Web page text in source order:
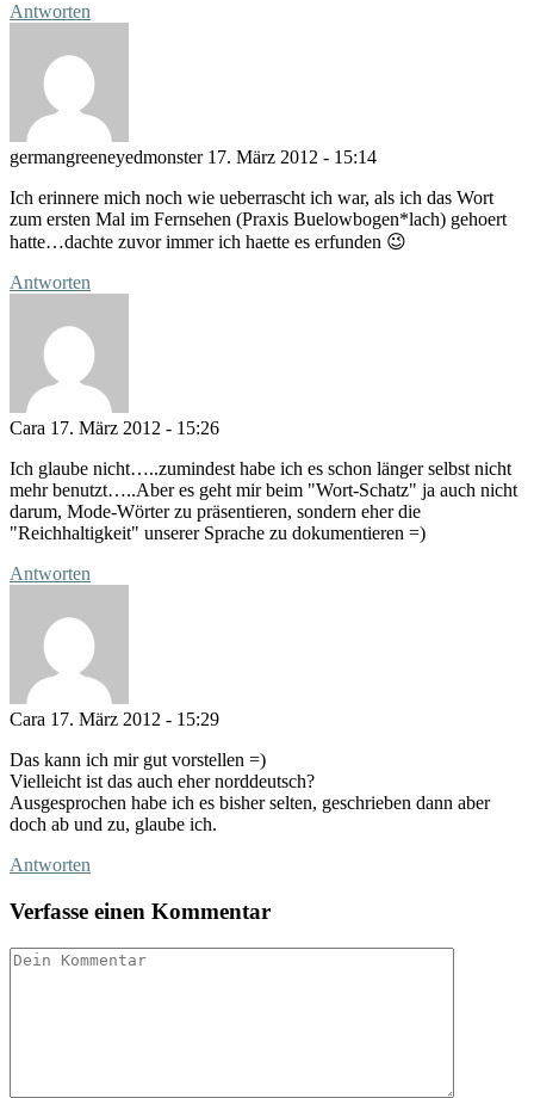
Antworten
germangreeneyedmonster 17. März 2012 - 15:14
Ich erinnere mich noch wie ueberrascht ich war, als ich das Wort
zum ersten Mal im Fernsehen (Praxis Buelowbogen*lach) gehoert
hatte…dachte zuvor immer ich haette es erfunden 😉
Antworten
Cara 17. März 2012 - 15:26
Ich glaube nicht…..zumindest habe ich es schon länger selbst nicht
mehr benutzt…..Aber es geht mir beim "Wort-Schatz" ja auch nicht
darum, Mode-Wörter zu präsentieren, sondern eher die
"Reichhaltigkeit" unserer Sprache zu dokumentieren =)
Antworten
Cara 17. März 2012 - 15:29
Das kann ich mir gut vorstellen =)
Vielleicht ist das auch eher norddeutsch?
Ausgesprochen habe ich es bisher selten, geschrieben dann aber
doch ab und zu, glaube ich.
Antworten
Verfasse einen Kommentar